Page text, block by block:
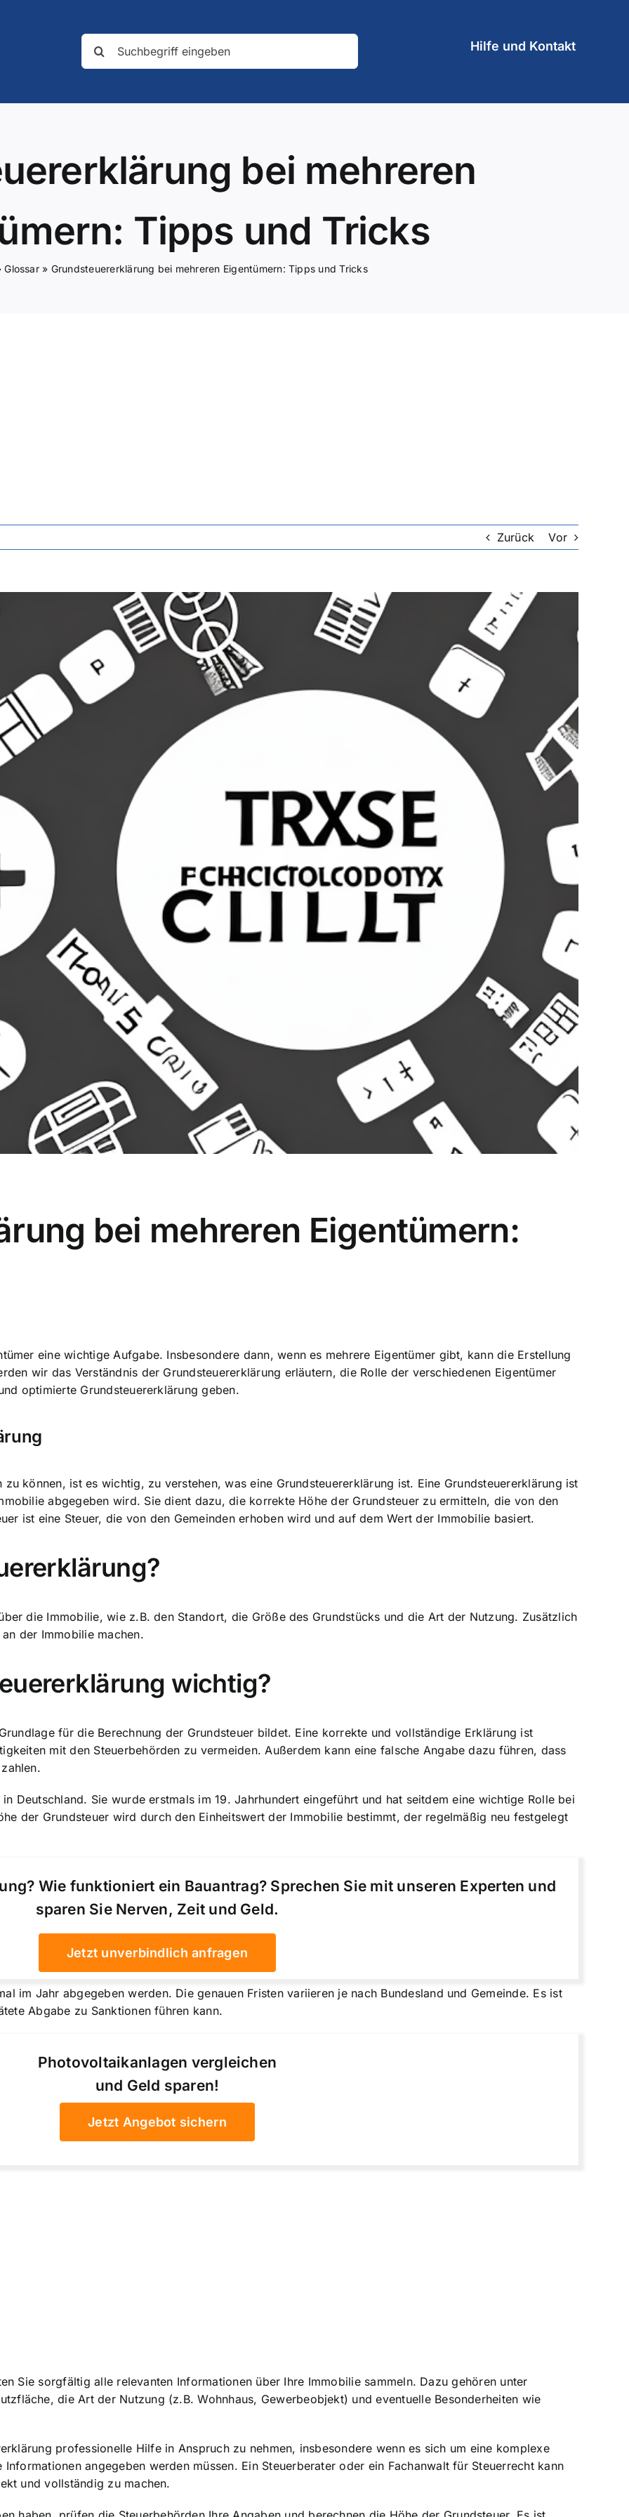
Suche
nach:
Hilfe und Kontakt
bei mehreren
Tipps und Tricks
Glossar» Grundsteuererklärung bei mehreren Eigentümern: Tipps und Tricks
Zurück Vor
bei mehreren Eigentümern:
eine wichtige Aufgabe. Insbesondere dann, wenn es mehrere Eigentümer gibt, kann die Erstellung
wir das Verständnis der Grundsteuererklärung erläutern,die Rolle der verschiedenen Eigentümer
optimierte Grundsteuererklärung geben.
können, ist es wichtig, zu verstehen, was eine Grundsteuererklärung ist. Eine Grundsteuererklärung ist
abgegeben wird. Sie dient dazu, die korrekte Höhe der Grundsteuer zu ermitteln, die von den
ist eine Steuer, die von den Gemeinden erhoben wird und auf dem Wert der Immobilie basiert.
die Immobilie, wie z.B. den Standort, die Größe des Grundstücks und die Art der Nutzung. Zusätzlich
der Immobilie machen.
wichtig?
für die Berechnung der Grundsteuer bildet. Eine korrekte und vollständige Erklärung ist
mit den Steuerbehörden zu vermeiden. Außerdem kann eine falsche Angabe dazu führen, dass
Deutschland. Sie wurde erstmals im 19. Jahrhundert eingeführt und hat seitdem eine wichtige Rolle bei
der Grundsteuer wird durch den Einheitswert der Immobilie bestimmt, der regelmäßig neu festgelegt
Wie funktioniert ein Bauantrag? Sprechen Sie mit unseren Experten und
sparen Sie Nerven, Zeit und Geld.
Jetzt unverbindlich anfragen
im Jahr abgegeben werden. Die genauen Fristen variieren je nach Bundesland und Gemeinde. Es ist
Abgabe zu Sanktionen führen kann.
Photovoltaikanlagen vergleichen
und Geld sparen!
Jetzt Angebot sichern
Sie sorgfältig alle relevanten Informationen über Ihre Immobilie sammeln. Dazu gehören unter
die Art der Nutzung (z.B. Wohnhaus, Gewerbeobjekt) und eventuelle Besonderheiten wie
professionelle Hilfe in Anspruch zu nehmen, insbesondere wenn es sich um eine komplexe
angegeben werden müssen. Ein Steuerberater oder ein Fachanwalt für Steuerrecht kann
und vollständig zu machen.